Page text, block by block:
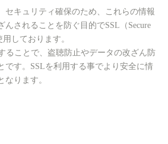
セキュリティ確保のため、これらの情報
んされることを防ぐ目的でSSL（Secure
しております。
ることで、盗聴防止やデータの改ざん防
です。SSLを利用する事でより安全に情
なります。